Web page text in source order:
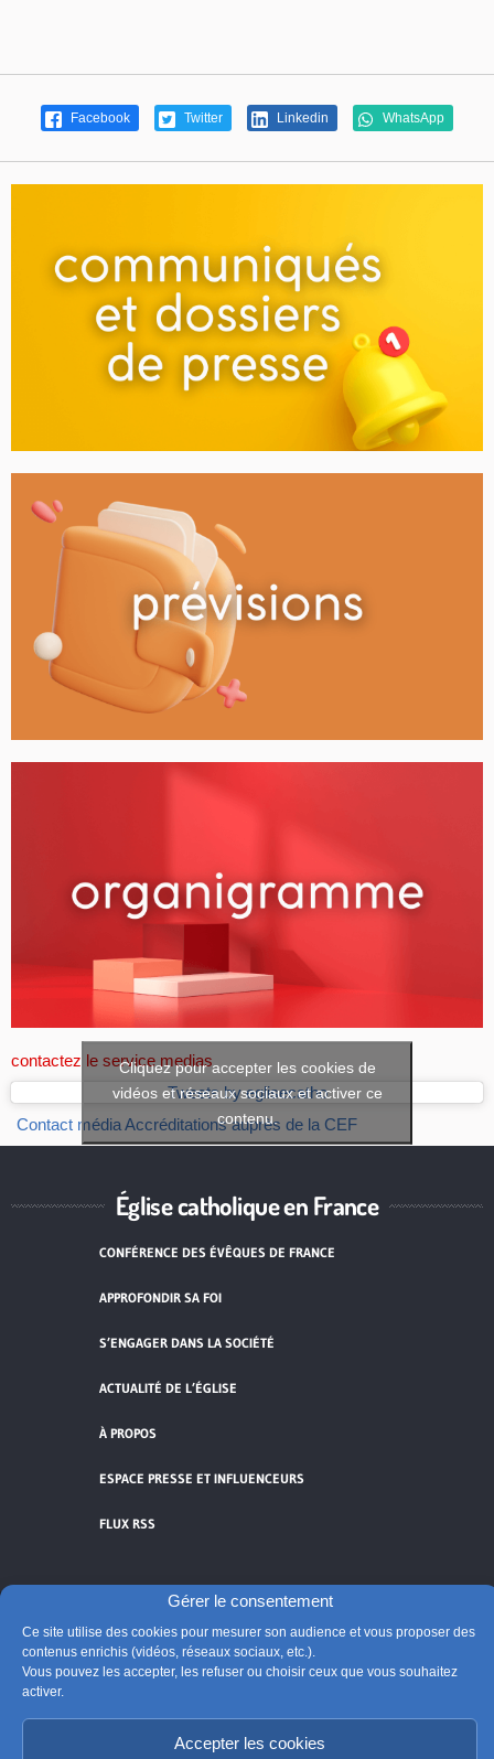
Gérer le consentement
Ce site utilise des cookies pour mesurer son audience et vous proposer des
contenus enrichis (vidéos, réseaux sociaux, etc.).
Vous pouvez les accepter, les refuser ou choisir ceux que vous souhaitez
activer.
Accepter les cookies
Facebook Twitter Linkedin WhatsApp
contactez le service medias
Tweets by eglisecatho
Cliquez pour accepter les cookies de
vidéos et réseaux sociaux et activer ce
contenu.
Contact médiaAccréditations auprès de la CEF
Église catholique en France
CONFÉRENCE DES ÉVÊQUES DE FRANCE
APPROFONDIR SA FOI
S’ENGAGER DANS LA SOCIÉTÉ
ACTUALITÉ DE L’ÉGLISE
À PROPOS
ESPACE PRESSE ET INFLUENCEURS
FLUX RSS
Cliquez pour accepter les cookies de
vidéos et réseaux sociaux et activer ce
Suivre @Eglisecatho